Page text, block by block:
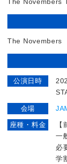
The Novembers
公演日時
会場
座種・料金
【
一
必
学